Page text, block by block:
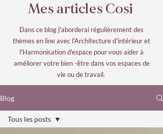
Mes articles Cosi
Dans ce blog j'aborderai régulièrement des
thèmes en line avec l'Architecture d'intérieur et
l'Harmonisation d'espace pour vous aider à
améliorer votre bien -être​dans vos espaces de
vie ou de travail.
Blog
Tous les posts